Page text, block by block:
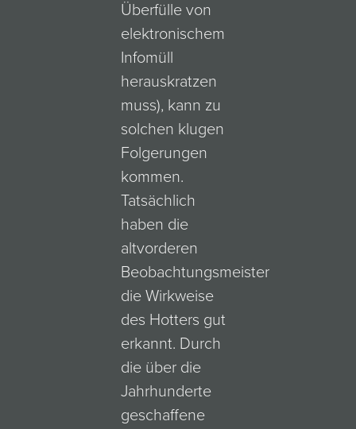
Überfülle von
elektronischem
Infomüll
herauskratzen
muss), kann zu
solchen klugen
Folgerungen
kommen.
Tatsächlich
haben die
altvorderen
Beobachtungsmeister
die Wirkweise
des Hotters gut
erkannt. Durch
die über die
Jahrhunderte
geschaffene